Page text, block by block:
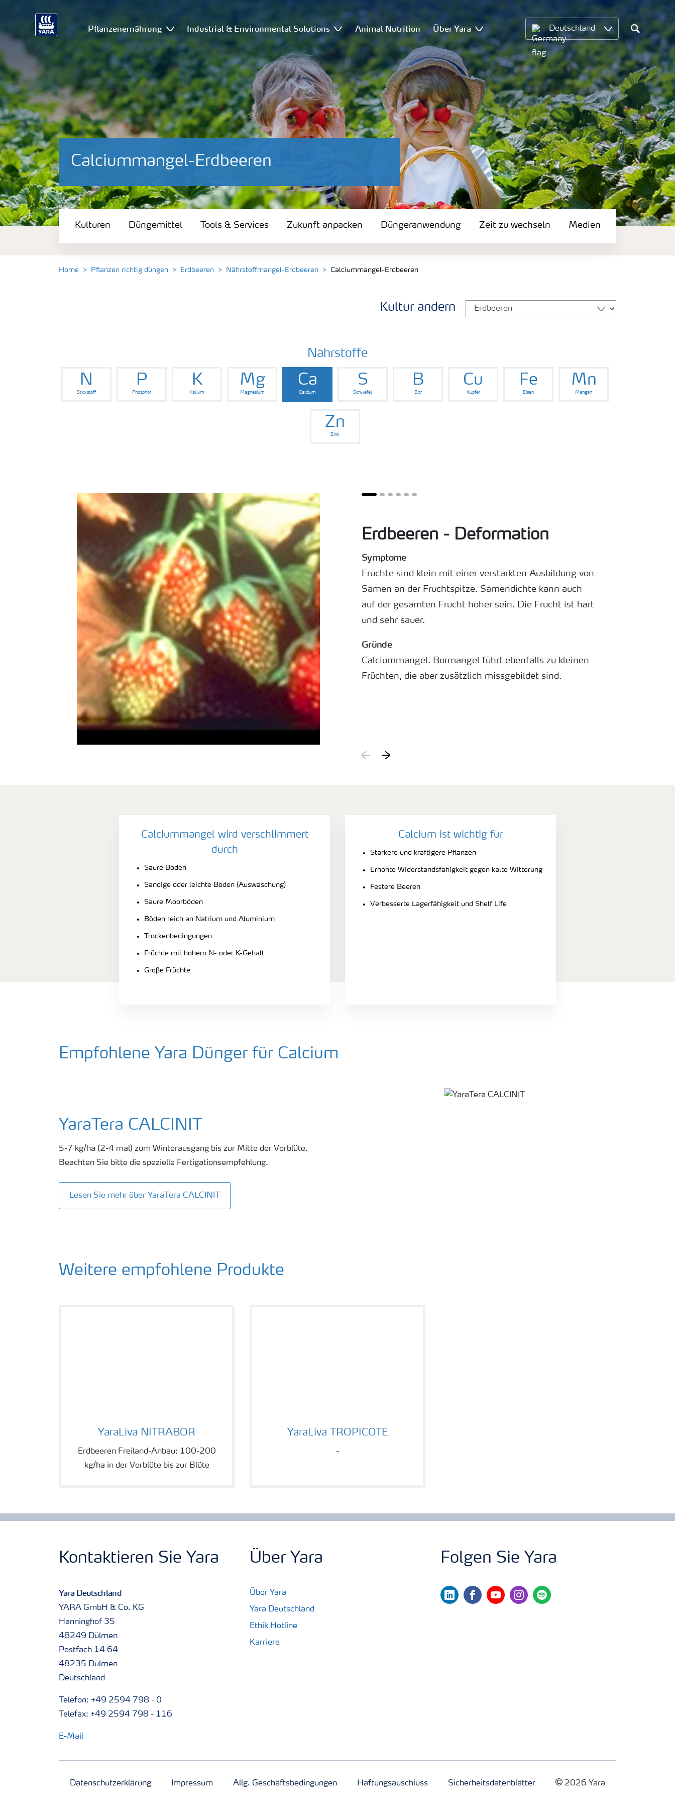
Pflanzenernährung Industrial & Environmental Solutions Animal Nutrition Über Yara Deutschland
Search
Calciummangel-Erdbeeren
Kulturen
Tools & Services
Kulturen Düngemittel Tools & Services Zukunft anpacken Düngeranwendung Zeit zu wechseln Medien
Home Pflanzen richtig düngen Erdbeeren Nährstoffmangel-Erdbeeren Calciummangel-Erdbeeren
Kultur ändern
Nährstoffe
N
Stickstoff
P
Phosphor
K
Kalium
Mg
Magnesium
Ca
Calcium
S
Schwefel
B
Bor
Cu
Kupfer
Fe
Eisen
Mn
Mangan
Zn
Zink
Erdbeeren - Deformation
Symptome
Früchte sind klein mit einer verstärkten Ausbildung von
Samen an der Fruchtspitze. Samendichte kann auch
auf der gesamten Frucht höher sein. Die Frucht ist hart
und sehr sauer.
Gründe
Calciummangel. Bormangel führt ebenfalls zu kleinen
Früchten, die aber zusätzlich missgebildet sind.
Calciummangel wird verschlimmert
durch
Saure Böden
Sandige oder leichte Böden (Auswaschung)
Saure Moorböden
Böden reich an Natrium und Aluminium
Trockenbedingungen
Früchte mit hohem N- oder K-Gehalt
Große Früchte
Calcium ist wichtig für
Stärkere und kräftigere Pflanzen
Erhöhte Widerstandsfähigkeit gegen kalte Witterung
Festere Beeren
Verbesserte Lagerfähigkeit und Shelf Life
Empfohlene Yara Dünger für Calcium
YaraTera CALCINIT
5-7 kg/ha (2-4 mal) zum Winterausgang bis zur Mitte der Vorblüte.
Beachten Sie bitte die spezielle Fertigationsempfehlung.
Lesen Sie mehr über YaraTera CALCINIT
Weitere empfohlene Produkte
YaraLiva NITRABOR
Erdbeeren Freiland-Anbau: 100-200
kg/ha in der Vorblüte bis zur Blüte
YaraLiva TROPICOTE
-
Kontaktieren Sie Yara
Yara Deutschland
YARA GmbH & Co. KG
Hanninghof 35
48249 Dülmen
Postfach 14 64
48235 Dülmen
Deutschland
Telefon: +49 2594 798 - 0
Telefax: +49 2594 798 - 116
E-Mail
Über Yara
Über Yara
Yara Deutschland
Ethik Hotline
Karriere
Folgen Sie Yara
linkedinfacebookyoutubeinstagram
spotify
Datenschutzerklärung Impressum Allg. Geschäftsbedingungen Haftungsauschluss Sicherheitsdatenblätter 2026 Yara